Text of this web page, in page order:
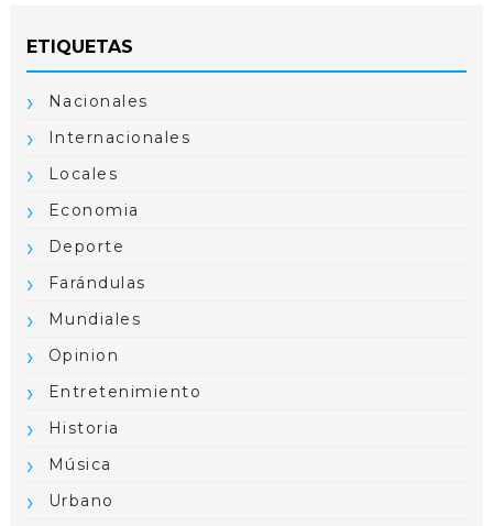
ETIQUETAS
Nacionales
Internacionales
Locales
Economia
Deporte
Farándulas
Mundiales
Opinion
Entretenimiento
Historia
Música
Urbano